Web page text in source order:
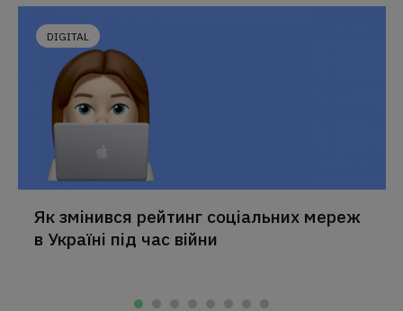
DIGITAL
Як змінився рейтинг соціальних мереж
в Україні під час війни